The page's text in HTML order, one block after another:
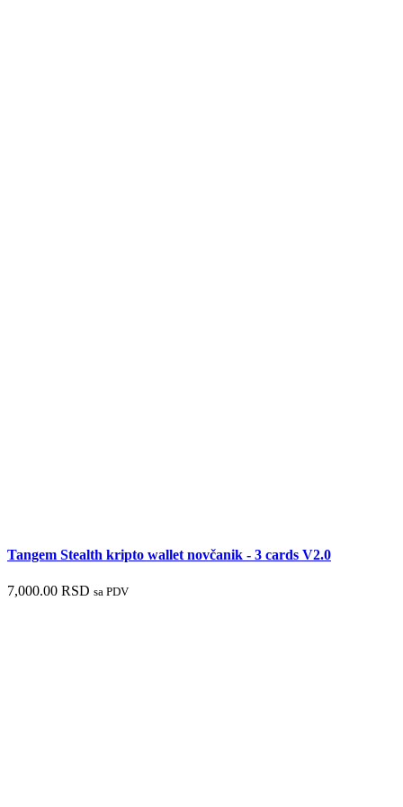
Tangem Stealth kripto wallet novčanik - 3 cards V2.0
7,000.00 RSD sa PDV